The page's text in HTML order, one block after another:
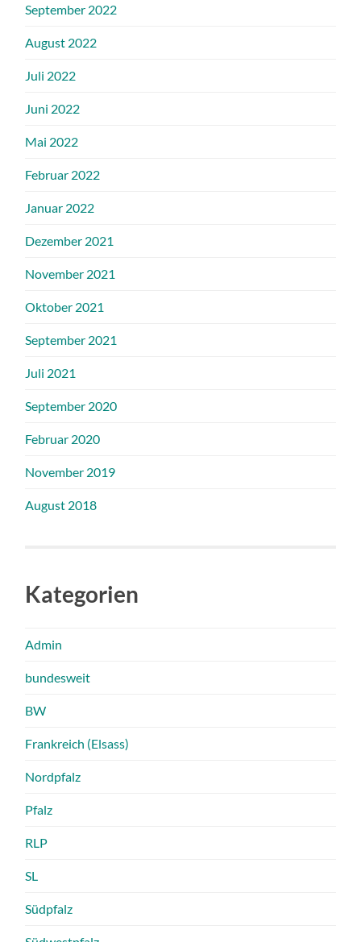
September 2022
August 2022
Juli 2022
Juni 2022
Mai 2022
Februar 2022
Januar 2022
Dezember 2021
November 2021
Oktober 2021
September 2021
Juli 2021
September 2020
Februar 2020
November 2019
August 2018
Kategorien
Admin
bundesweit
BW
Frankreich (Elsass)
Nordpfalz
Pfalz
RLP
SL
Südpfalz